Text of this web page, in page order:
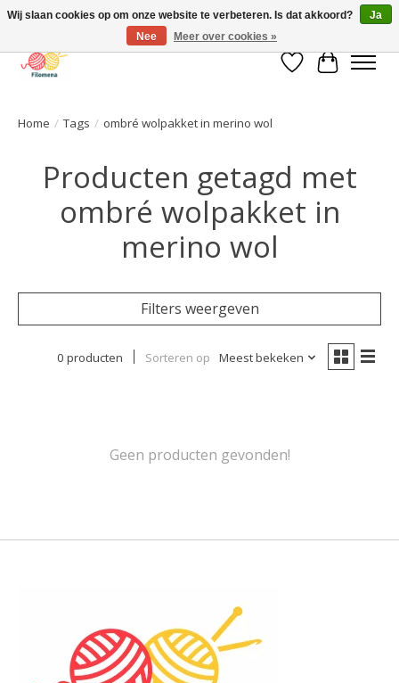
Verlanglijst
Home / Tags / ombré wolpakket in merino wol
Producten getagd met
ombré wolpakket in
merino wol
Filters weergeven
0 producten Sorteren op Meest bekeken
Geen producten gevonden!
Wij slaan cookies op om onze website te verbeteren. Is dat akkoord?
Ja
Nee
Meer over cookies »